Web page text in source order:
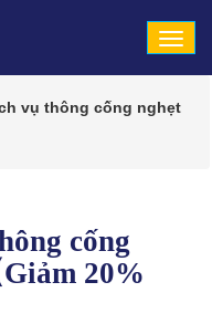
vụ thông cống nghẹt
cống
20%